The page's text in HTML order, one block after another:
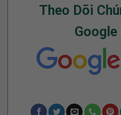
Theo Dõi
Google